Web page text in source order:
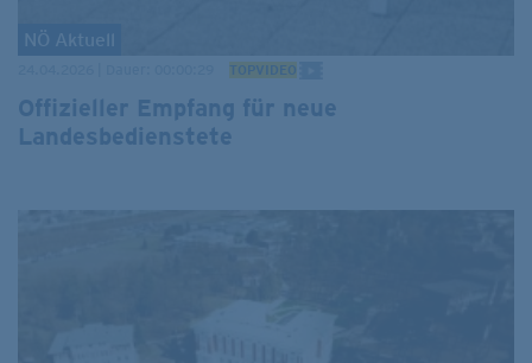
NÖ Aktuell
TOPVIDEO
Offizieller Empfang für neue
Landesbedienstete